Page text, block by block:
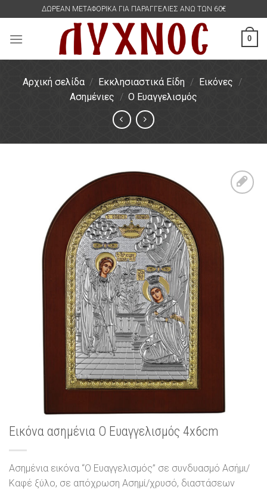
content
ΔΩΡΕΑΝ ΜΕΤΑΦΟΡΙΚΑ ΓΙΑ ΠΑΡΑΓΓΕΛΙΕΣ ΑΝΩ ΤΩΝ 60€
0
Αρχική σελίδα / Εκκλησιαστικά Είδη / Εικόνες /
Ασημένιες / Ο Ευαγγελισμός
επιθυμιών
Εικόνα ασημένια Ο Ευαγγελισμός 4x6cm
Ασημένια εικόνα “Ο Ευαγγελισμός” σε συνδυασμό Ασήμι/
Καφέ ξύλο, σε απόχρωση Ασημί/χρυσό, διαστάσεων